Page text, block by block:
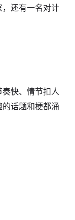
还有一名对计
快、情节扣人
话题和梗都涌